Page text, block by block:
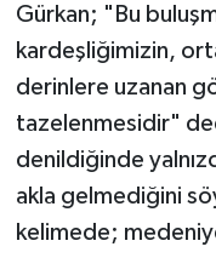
Gürkan; "Bu
kardeşliğimizin,
derinlere uzanan
tazelenmesidir"
denildiğinde
akla gelmediğini
kelimede;